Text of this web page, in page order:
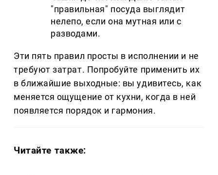
"правильная" посуда выглядит
нелепо, если она мутная или с
разводами.
Эти пять правил просты в исполнении и не
требуют затрат. Попробуйте применить их
в ближайшие выходные: вы удивитесь, как
меняется ощущение от кухни, когда в ней
появляется порядок и гармония.
Читайте также: